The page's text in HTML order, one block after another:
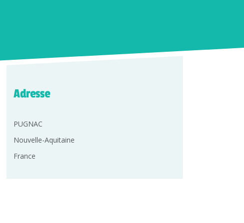
Adresse
PUGNAC
Nouvelle-Aquitaine
France